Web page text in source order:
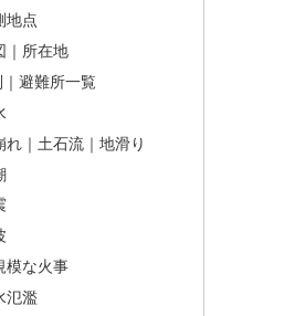
地点
｜所在地
｜避難所一覧
れ｜土石流｜地滑り
模な火事
氾濫